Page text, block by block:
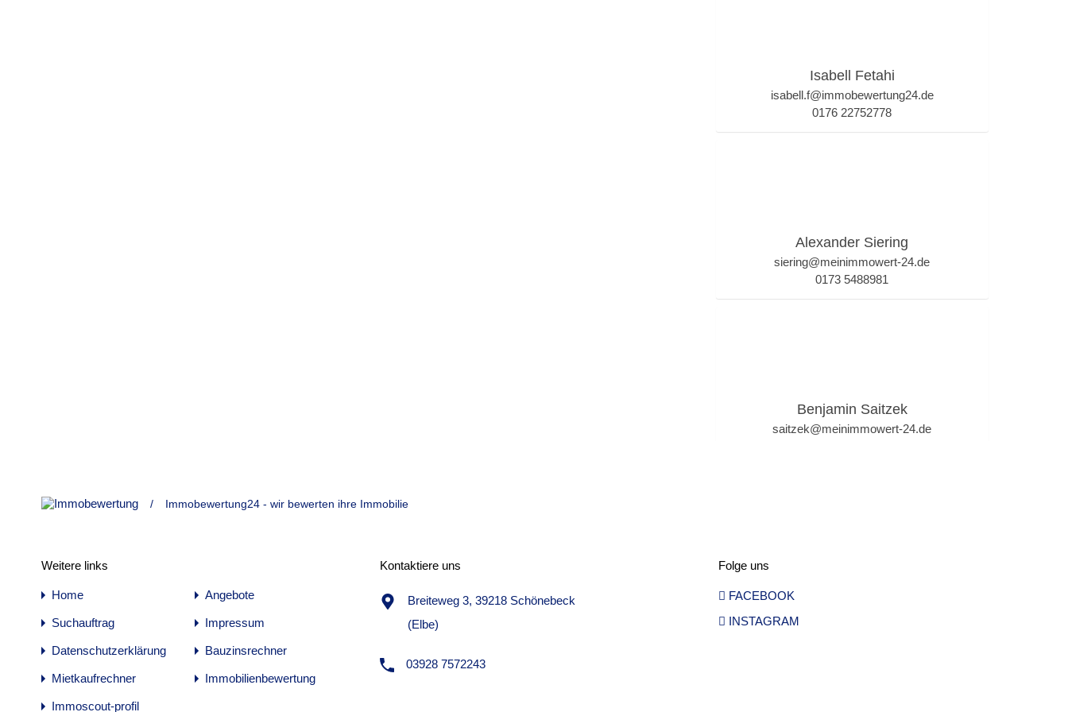
Isabell Fetahi
isabell.f@immobewertung24.de
0176 22752778
Alexander Siering
siering@meinimmowert-24.de
0173 5488981
Benjamin Saitzek
saitzek@meinimmowert-24.de
/ Immobewertung24 - wir bewerten ihre Immobilie
Weitere links
Home Angebote
Suchauftrag Impressum
Datenschutzerklärung Bauzinsrechner
Mietkaufrechner Immobilienbewertung
Immoscout-profil
Kontaktiere uns
Breiteweg 3, 39218 Schönebeck
(Elbe)
03928 7572243
Folge uns
FACEBOOK
INSTAGRAM